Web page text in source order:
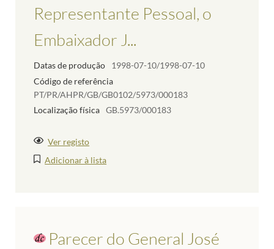
Representante Pessoal, o
Embaixador J...
Datas de produção
1998-07-10/1998-07-10
Código de referência
PT/PR/AHPR/GB/GB0102/5973/000183
Localização física GB.5973/000183
Ver registo
Adicionar à lista
Parecer do General José